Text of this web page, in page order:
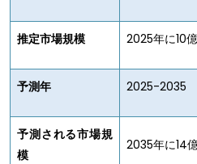
推定市場規模 2025年に10
予測年 2025-2035
予測される市場規
模
2035年に14